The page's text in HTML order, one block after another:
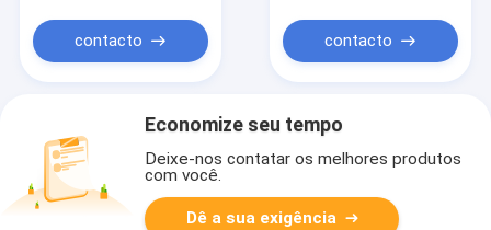
contacto contacto
Economize seu tempo
Deixe-nos contatar os melhores produtos
com você.
Dê a sua exigência